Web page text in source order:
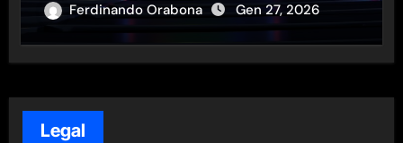
Ferdinando Orabona Gen 27, 2026
Legal